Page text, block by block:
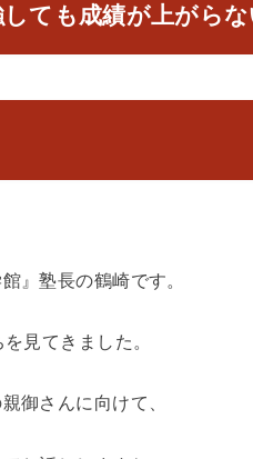
ても成績が上がら
』塾長の鶴崎です。
見てきました。
御さんに向けて、